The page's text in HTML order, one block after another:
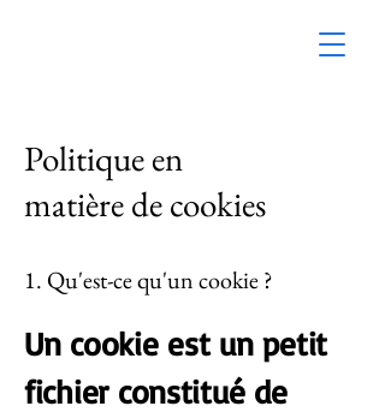
Politique en
matière de cookies
1. Qu'est-ce qu'un cookie ?
Un cookie est un petit
fichier constitué de